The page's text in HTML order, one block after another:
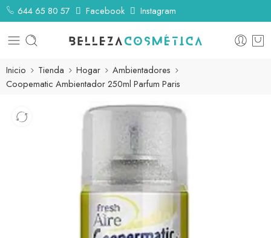
644 65 80 57 Facebook Instagram
Inicio Tienda Hogar
Ambientadores
Coopematic Ambientador 250ml Parfum Paris